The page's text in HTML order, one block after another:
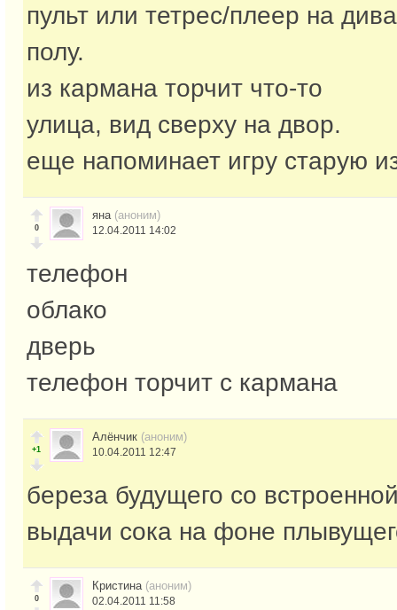
пульт или тетрес/плеер на
полу.
из кармана торчит что-то
улица, вид сверху на двор.
еще напоминает игру старую
0
яна (аноним)
12.04.2011 14:02
телефон
облако
дверь
телефон торчит с кармана
+1
Алёнчик (аноним)
10.04.2011 12:47
береза будущего со
выдачи сока на фоне
0
Кристина (аноним)
02.04.2011 11:58